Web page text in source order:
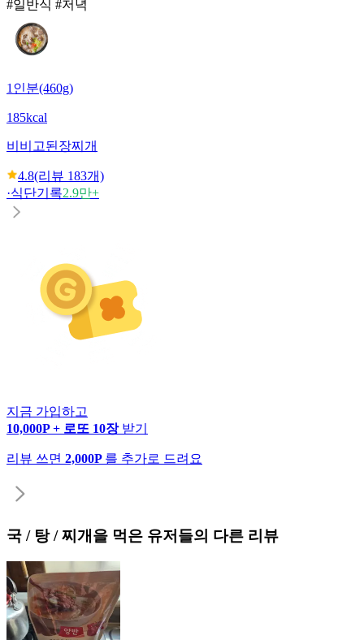
#일반식 #저녁
1인분(460g)
185kcal
비비고된장찌개
4.8(리뷰 183개)
·식단기록2.9만+
지금 가입하고
10,000P + 로또 10장 받기
리뷰 쓰면 2,000P 를 추가로 드려요
국 / 탕 / 찌개 을 먹은 유저들의 다른 리뷰